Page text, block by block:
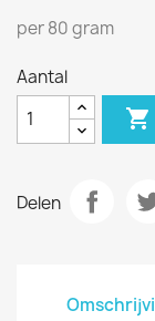
per 80 gram
Aantal

Delen